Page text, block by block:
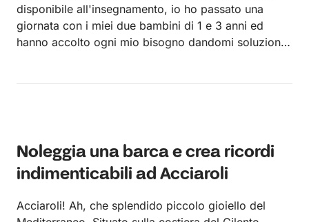
disponibile all'insegnamento, io ho passato una
giornata con i miei due bambini di 1 e 3 anni ed
hanno accolto ogni mio bisogno dandomi soluzioni
Noleggia una barca e crea ricordi
indimenticabili ad Acciaroli
Acciaroli! Ah, che splendido piccolo gioiello del